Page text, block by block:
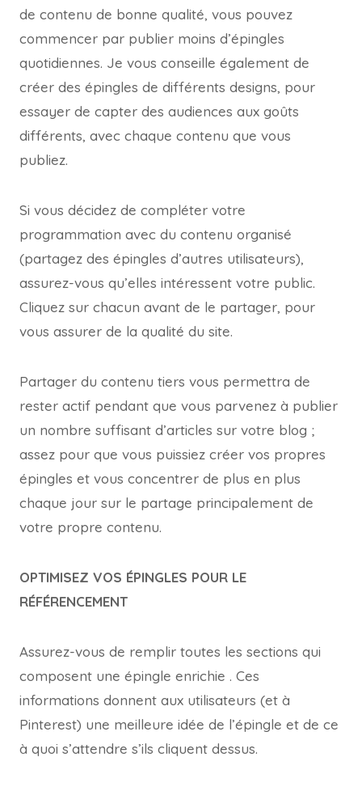
de contenu de bonne qualité, vous pouvez
commencer par publier moins d’épingles
quotidiennes. Je vous conseille également de
créer des épingles de différents designs, pour
essayer de capter des audiences aux goûts
différents, avec chaque contenu que vous
publiez.
Si vous décidez de compléter votre
programmation avec du contenu organisé
(partagez des épingles d’autres utilisateurs),
assurez-vous qu’elles intéressent votre public.
Cliquez sur chacun avant de le partager, pour
vous assurer de la qualité du site.
Partager du contenu tiers vous permettra de
rester actif pendant que vous parvenez à publier
un nombre suffisant d’articles sur votre blog ;
assez pour que vous puissiez créer vos propres
épingles et vous concentrer de plus en plus
chaque jour sur le partage principalement de
votre propre contenu.
OPTIMISEZ VOS ÉPINGLES POUR LE
RÉFÉRENCEMENT
Assurez-vous de remplir toutes les sections qui
composent une épingle enrichie . Ces
informations donnent aux utilisateurs (et à
Pinterest) une meilleure idée de l’épingle et de ce
à quoi s’attendre s’ils cliquent dessus.